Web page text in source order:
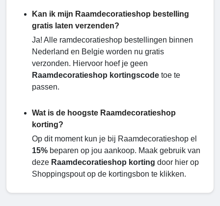
Kan ik mijn Raamdecoratieshop bestelling
gratis laten verzenden?
Ja! Alle ramdecoratieshop bestellingen binnen
Nederland en Belgie worden nu gratis
verzonden. Hiervoor hoef je geen
Raamdecoratieshop kortingscode toe te
passen.
Wat is de hoogste Raamdecoratieshop
korting?
Op dit moment kun je bij Raamdecoratieshop el
15% beparen op jou aankoop. Maak gebruik van
deze Raamdecoratieshop korting door hier op
Shoppingspout op de kortingsbon te klikken.